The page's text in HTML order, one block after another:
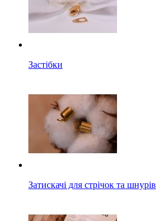
Застібки
Затискачі для стрічок та шнурів